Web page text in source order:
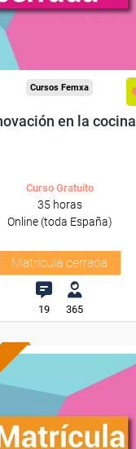
Cursos Femxa
en la cocina
Curso Gratuito
35 horas
Online (toda España)
Matrícula cerrada
19 365